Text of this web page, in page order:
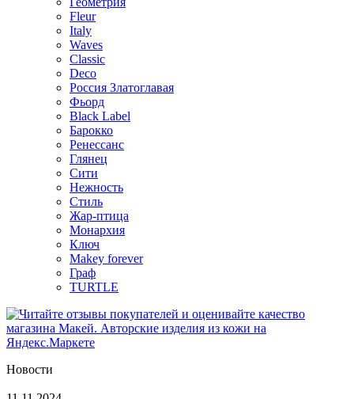
Fleur
Italy
Waves
Classic
Deco
Россия Златоглавая
Фьорд
Black Label
Барокко
Ренессанс
Глянец
Сити
Нежность
Стиль
Жар-птица
Монархия
Ключ
Makey forever
Граф
TURTLE
Новости